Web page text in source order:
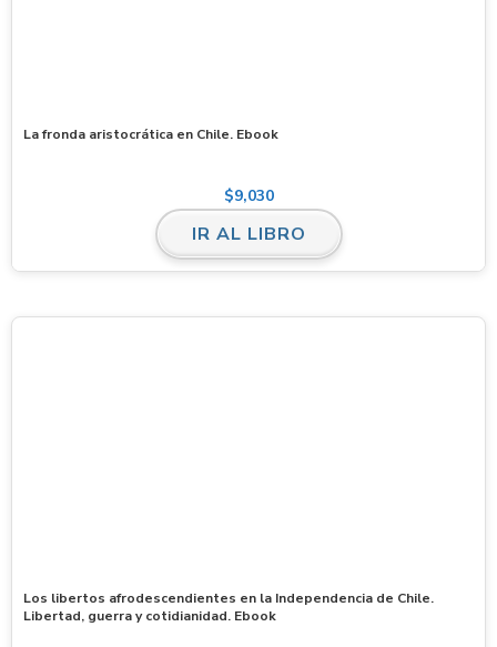
La fronda aristocrática en Chile. Ebook
$9,030
IR AL LIBRO
Los libertos afrodescendientes en la Independencia de Chile.
Libertad, guerra y cotidianidad. Ebook